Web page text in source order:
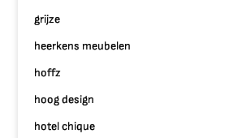
grijze
heerkens meubelen
hoffz
hoog design
hotel chique